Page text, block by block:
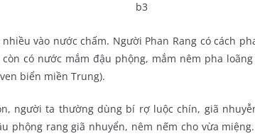
vào nước chấm. Người Phan Rang có cách
có nước mắm đậu phộng, mắm nêm pha
biển miền Trung).
người ta thường dùng bí rợ luộc chín, giã
phộng rang giã nhuyển, nêm nếm cho vừa